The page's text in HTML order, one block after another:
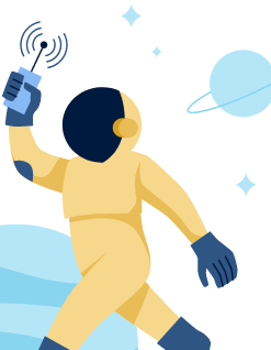
самых сложных задач по
блок для